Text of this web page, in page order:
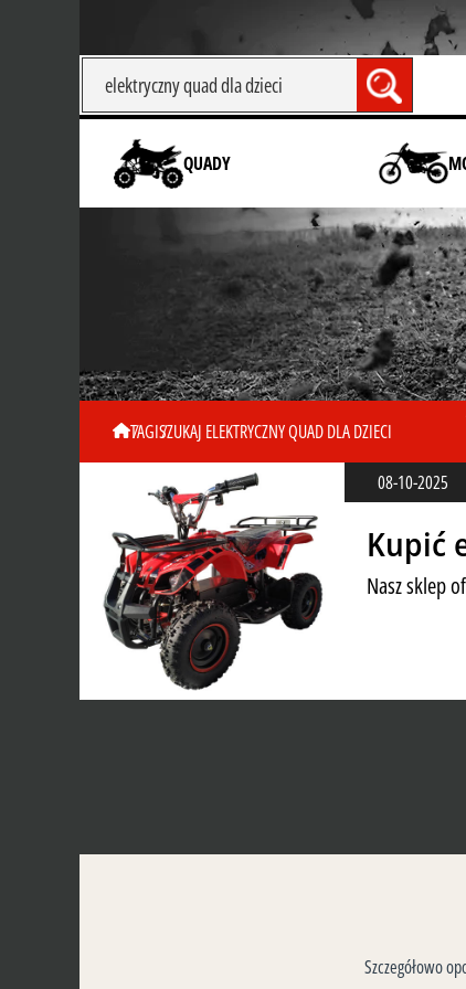
QUADY
TAGISZUKAJ ELEKTRYCZNY QUAD DLA DZIECI
08-10-2025
Kupić
Nasz sklep
Szczegółowo